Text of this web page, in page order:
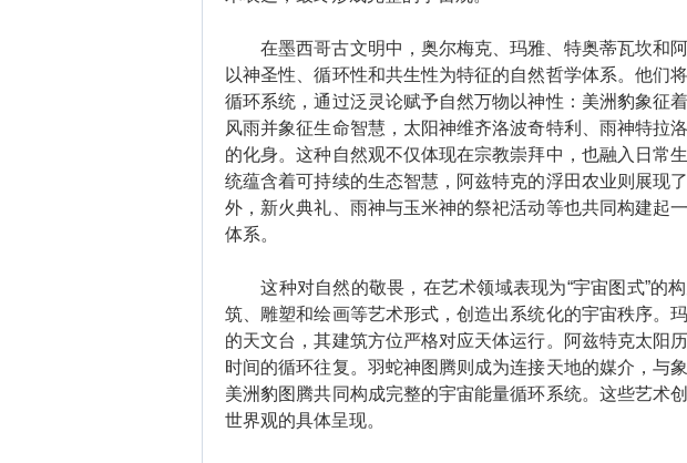
在墨西哥古文明中，奥尔梅克、玛雅、特奥蒂瓦坎和阿
以神圣性、循环性和共生性为特征的自然哲学体系。他们
循环系统，通过泛灵论赋予自然万物以神性：美洲豹象征
风雨并象征生命智慧，太阳神维齐洛波奇特利、雨神特拉
的化身。这种自然观不仅体现在宗教崇拜中，也融入日常
统蕴含着可持续的生态智慧，阿兹特克的浮田农业则展现
外，新火典礼、雨神与玉米神的祭祀活动等也共同构建起
体系。
这种对自然的敬畏，在艺术领域表现为“宇宙图式”的
筑、雕塑和绘画等艺术形式，创造出系统化的宇宙秩序。
的天文台，其建筑方位严格对应天体运行。阿兹特克太阳
时间的循环往复。羽蛇神图腾则成为连接天地的媒介，与
美洲豹图腾共同构成完整的宇宙能量循环系统。这些艺术
世界观的具体呈现。